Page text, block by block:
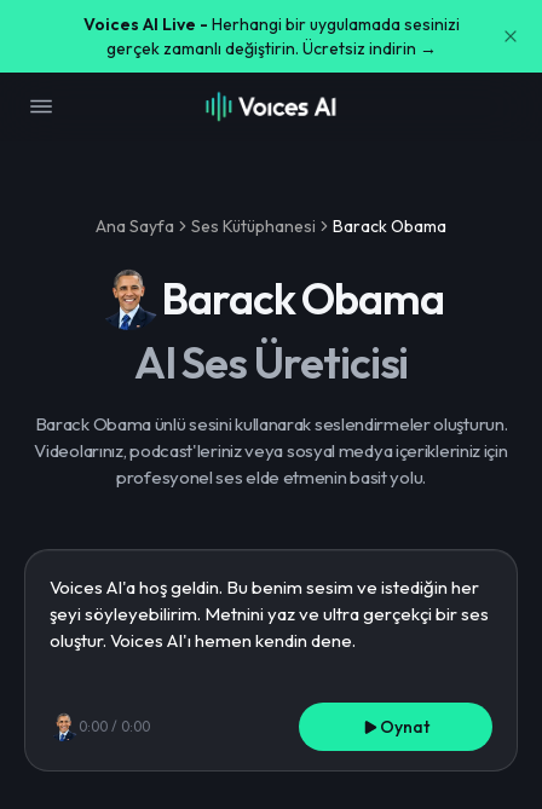
Voices AI Live - Herhangi bir uygulamada sesinizi
gerçek zamanlı değiştirin. Ücretsiz indirin →
Ana Sayfa Ses Kütüphanesi Barack Obama
Barack Obama
AI Ses Üreticisi
Barack Obama ünlü sesini kullanarak seslendirmeler oluşturun.
Videolarınız, podcast'leriniz veya sosyal medya içerikleriniz için
profesyonel ses elde etmenin basit yolu.
0:00 / 0:00 Oynat